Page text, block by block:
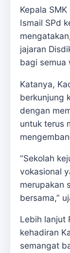
Kepala
Ismail SPd
jajaran
bagi semua
Katanya,
berkunjung
dengan
untuk terus
“Sekolah
vokasional
merupakan
bersama,”
Lebih lanjut
kehadiran
semangat